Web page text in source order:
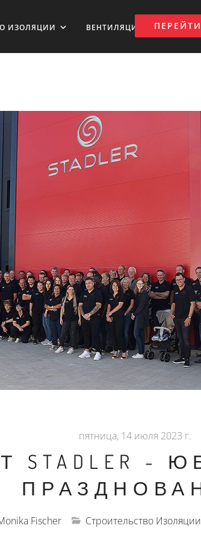
ИЗОЛЯЦИИ ВЕНТИЛЯЦИЯ ВОЗДУХА
пятница, 14 июля 2023 г.
STADLER -
Fischer Строительство